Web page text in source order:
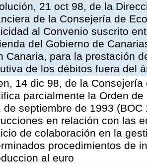
21 oct 98, de la
de la Consejería de
al Convenio suscrito
del Gobierno de
Canaria, para la prestación
de los débitos fuera del
14 dic 98, de la
parcialmente la Orden
de septiembre de 1993
en relación con las
de colaboración en la
procedimientos de
al euro